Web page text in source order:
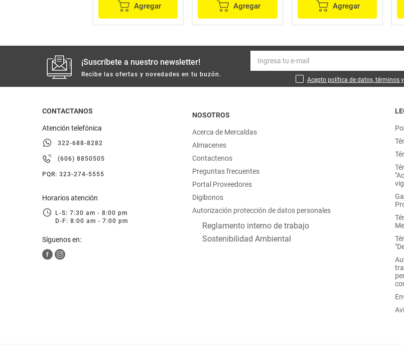
Agregar Agregar Agregar
¡Suscríbete a nuestro newsletter!
Recibe las ofertas y novedades en tu buzón.
Acepto política de datos, términos
CONTACTANOS
Atención telefónica
322-688-8282
(606) 8850505
PQR: 323-274-5555
Horarios atención
L-S: 7:30 am - 8:00 pm
D-F: 8:00 am - 7:00 pm
Síguenos en:
NOSOTROS
Acerca de Mercaldas
Almacenes
Contactenos
Preguntas frecuentes
Portal Proveedores
Digibonos
Autorización protección de datos personales
Reglamento interno de trabajo
Sostenibilidad Ambiental